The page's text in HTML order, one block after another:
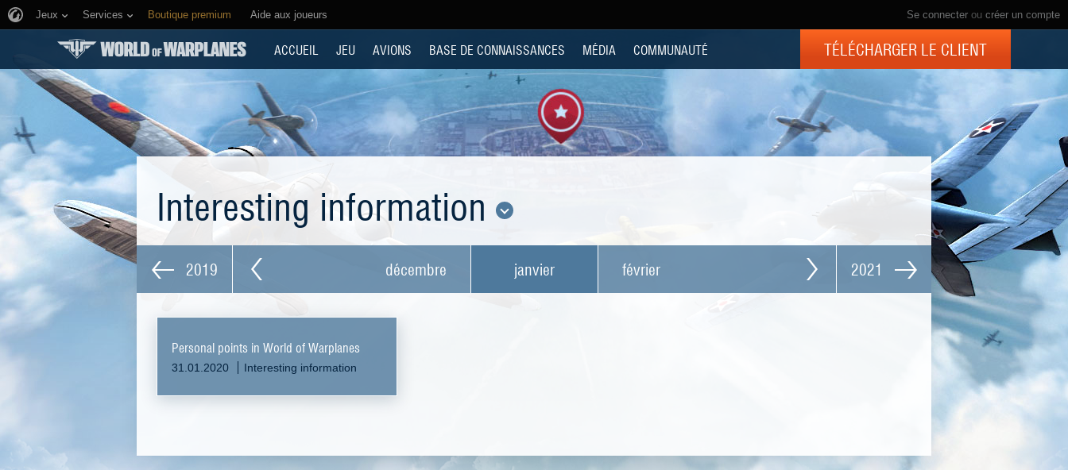
Se connecter ou créer un compte
Jeux Services Boutique premium Aide aux joueurs
ACCUEIL JEU AVIONS BASE DE CONNAISSANCES MÉDIA COMMUNAUTÉ TÉLÉCHARGER LE CLIENT
Interesting information
2019 décembre janvier février 2021
Personal points in World of Warplanes
31.01.2020 Interesting information